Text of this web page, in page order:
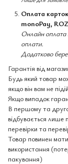
Оплата
monoPay,
Онлайн оплата
оплати.
Додатково
Гарантія від
Будь який товар
якщо він вам не
Якщо випадок
В першому та
відбувається лише
перевірки та
Товар повинен
використання
пакування)